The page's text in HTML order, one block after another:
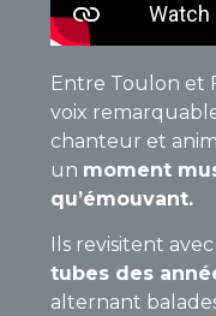
Entre Toulon et
voix
chanteur et
un moment
qu’émouvant.
Ils revisitent
tubes des
alternant